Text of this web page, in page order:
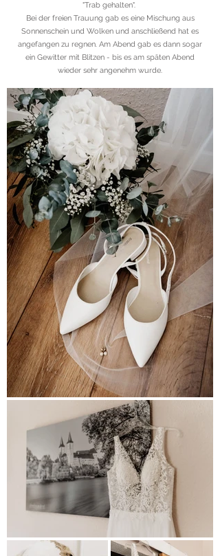
"Trab gehalten".
Bei der freien Trauung gab es eine Mischung aus
Sonnenschein und Wolken und anschließend hat es
angefangen zu regnen. Am Abend gab es dann sogar
ein Gewitter mit Blitzen - bis es am späten Abend
wieder sehr angenehm wurde.